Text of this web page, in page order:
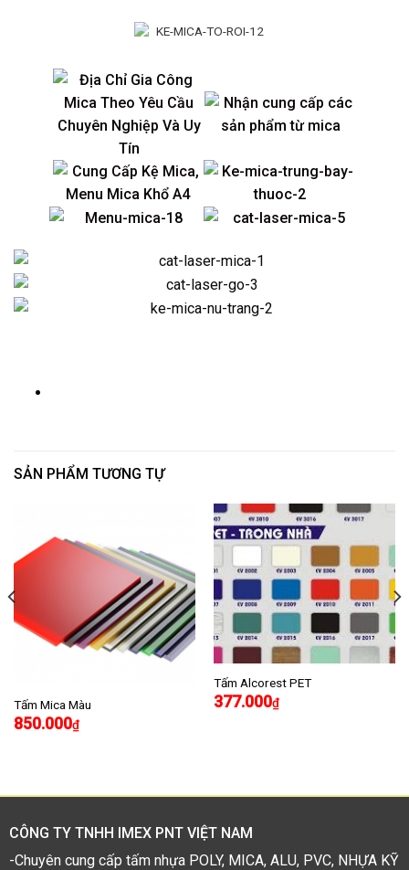
SẢN PHẨM TƯƠNG TỰ
Tấm Mica Màu
850.000₫
Tấm Alcorest PET
377.000₫
CÔNG TY TNHH IMEX PNT VIỆT NAM
-Chuyên cung cấp tấm nhựa POLY, MICA, ALU, PVC, NHỰA KỸ